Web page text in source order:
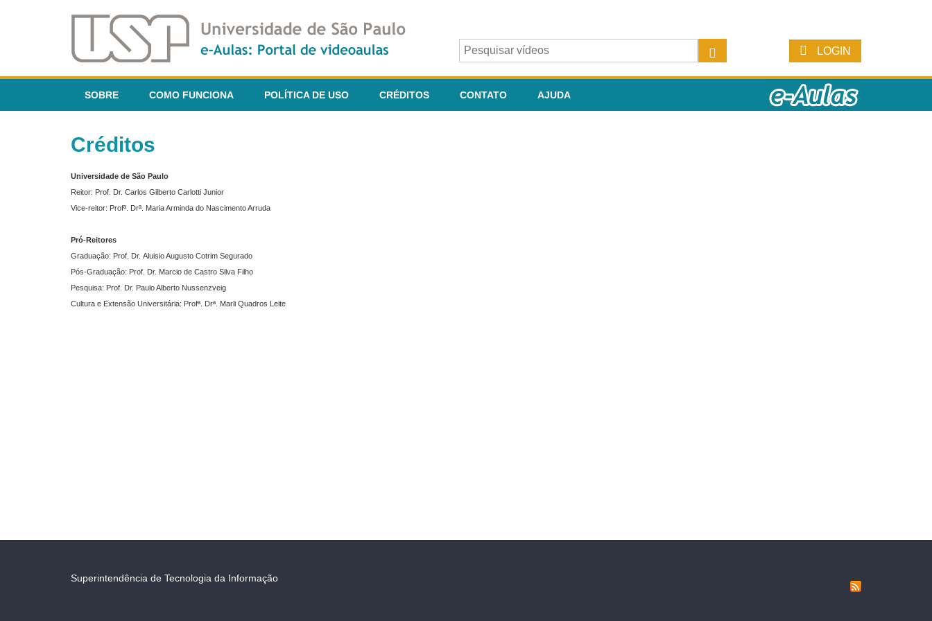
LOGIN
SOBRE COMO FUNCIONA POLÍTICA DE USO CRÉDITOS CONTATO AJUDA
Créditos
Universidade de São Paulo
Reitor: Prof. Dr. Carlos Gilberto Carlotti Junior
Vice-reitor: Profª. Drª. Maria Arminda do Nascimento Arruda
Pró-Reitores
Graduação: Prof. Dr. Aluisio Augusto Cotrim Segurado
Pós-Graduação: Prof. Dr. Marcio de Castro Silva Filho
Pesquisa: Prof. Dr. Paulo Alberto Nussenzveig
Cultura e Extensão Universitária: Profª. Drª. Marli Quadros Leite
Superintendência de Tecnologia da Informação